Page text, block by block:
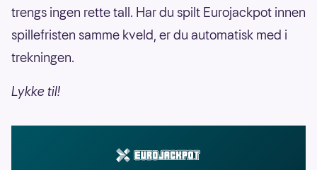
trengs ingen rette tall. Har du spilt Eurojackpot innen
spillefristen samme kveld, er du automatisk med i
trekningen.
Lykke til!